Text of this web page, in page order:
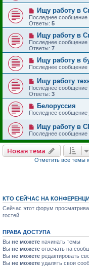
Ищу работу в
Последнее сообщение
Ответы: 5
Ищу работу в
Последнее сообщение
Ответы: 7
Ищу работу в
Последнее сообщение
Ищу работу
Последнее сообщение
Ответы: 3
Белоруссия
Последнее сообщение
Ищу работу в
Последнее сообщение
Новая тема
Отметить все темы
КТО СЕЙЧАС НА
Сейчас этот форум
гостей
ПРАВА ДОСТУПА
Вы не можете начинать темы
Вы не можете отвечать на
Вы не можете редактировать
Вы не можете удалять свои